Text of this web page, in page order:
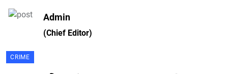
Admin
(Chief Editor)
CRIME